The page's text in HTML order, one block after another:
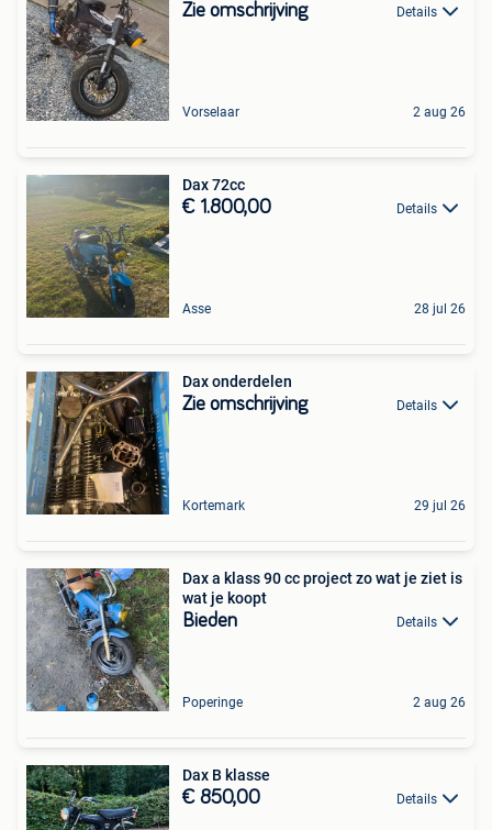
Zie omschrijving Details
Vorselaar 2 aug 26
Dax 72cc
€ 1.800,00 Details
Asse 28 jul 26
Dax onderdelen
Zie omschrijving Details
Kortemark 29 jul 26
Dax a klass 90 cc project zo wat je ziet is
wat je koopt
Bieden Details
Poperinge 2 aug 26
Dax B klasse
€ 850,00 Details